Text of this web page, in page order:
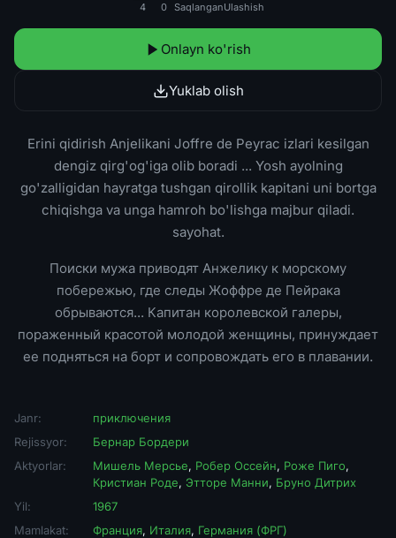
4 0 SaqlanganUlashish
Onlayn ko'rish
Yuklab olish
Erini qidirish Anjelikani Joffre de Peyrac izlari kesilgan
dengiz qirg'og'iga olib boradi ... Yosh ayolning
go'zalligidan hayratga tushgan qirollik kapitani uni bortga
chiqishga va unga hamroh bo'lishga majbur qiladi.
sayohat.
Поиски мужа приводят Анжелику к морскому
побережью, где следы Жоффре де Пейрака
обрываются... Капитан королевской галеры,
пораженный красотой молодой женщины, принуждает
ее подняться на борт и сопровождать его в плавании.
Janr:
приключения
Rejissyor:
Бернар Бордери
Aktyorlar:
Мишель Мерсье, Робер Оссейн, Роже Пиго,
Кристиан Роде, Этторе Манни, Бруно Дитрих
Yil:
1967
Mamlakat:
Франция, Италия, Германия (ФРГ)